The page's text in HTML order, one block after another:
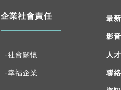
企業社會責任
-社會關懷
-幸福企業
最
影
人
聯